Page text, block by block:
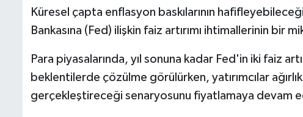
Küresel çapta enflasyon baskılarının
Bankasına (Fed) ilişkin faiz artırımı ihtimallerinin bir
Para piyasalarında, yıl sonuna kadar Fed'in iki faiz
beklentilerde çözülme görülürken, yatırımcılar
gerçekleştireceği senaryosunu fiyatlamaya devam